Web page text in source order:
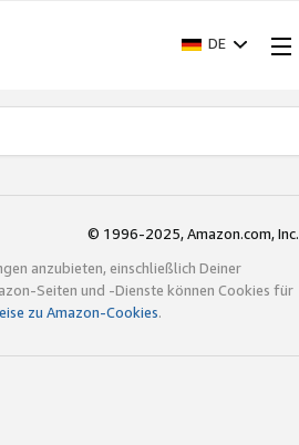
DE
© 1996-2025, Amazon.com, Inc.
anzubieten, einschließlich Deiner
Seiten und -Dienste können Cookies für
zu Amazon-Cookies.